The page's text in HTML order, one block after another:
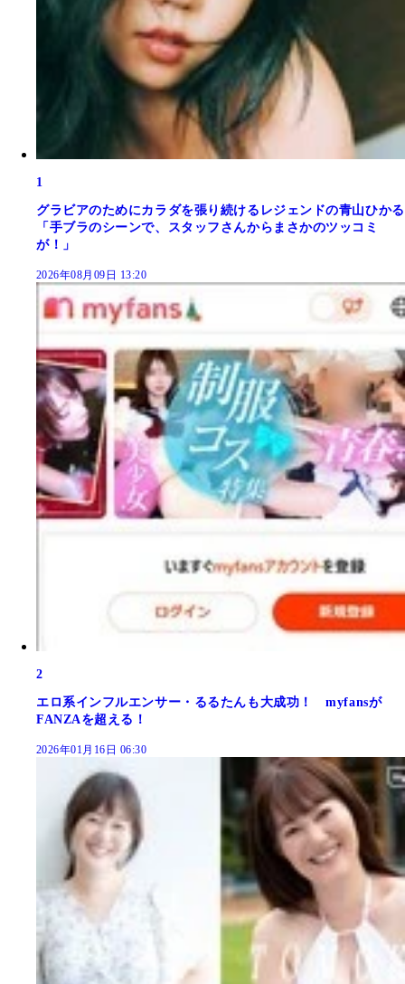
1
グラビアのためにカラダを張り続けるレジェンドの青山ひかる
「手ブラのシーンで、スタッフさんからまさかのツッコミ
が！」
2026年08月09日 13:20
2
エロ系インフルエンサー・るるたんも大成功！ myfansが
FANZAを超える！
2026年01月16日 06:30